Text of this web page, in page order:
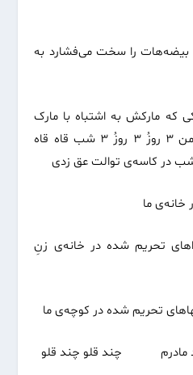
که بیضه‌هات را سخت می‌فشارد به
که مارکش به اشتباه با مارک
لباس زیرم جابه جا شد و من ۳ روزُ ۳ روزُ ۳ شب قاه قاه
خانه‌ی ما
تحریم شده در خانه‌ی زنِ
تحریم شده در کوچه‌ی ما
مادرم چند قلو چند قلو